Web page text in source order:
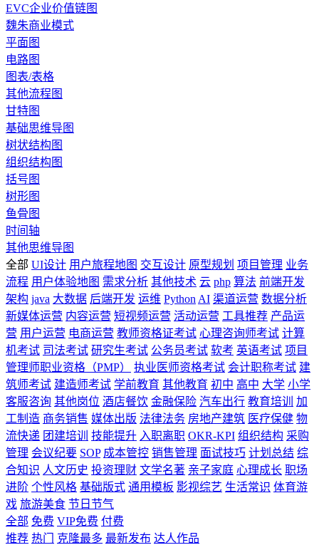
EVC企业价值链图
魏朱商业模式
平面图
电路图
图表/表格
其他流程图
甘特图
基础思维导图
树状结构图
组织结构图
括号图
树形图
鱼骨图
时间轴
其他思维导图
全部 UI设计 用户旅程地图 交互设计 原型规划 项目管理 业务
流程 用户体验地图 需求分析 其他技术 云 php 算法 前端开发
架构 java 大数据 后端开发 运维 Python AI 渠道运营 数据分析
新媒体运营 内容运营 短视频运营 活动运营 工具推荐 产品运
营 用户运营 电商运营 教师资格证考试 心理咨询师考试 计算
机考试 司法考试 研究生考试 公务员考试 软考 英语考试 项目
管理师职业资格（PMP）
执业医师资格考试 会计职称考试 建
筑师考试 建造师考试 学前教育 其他教育 初中 高中 大学 小学
客服咨询 其他岗位 酒店餐饮 金融保险 汽车出行 教育培训
加
工制造 商务销售 媒体出版 法律法务 房地产建筑 医疗保健 物
流快递 团建培训 技能提升 入职离职 OKR-KPI 组织结构 采购
管理 会议纪要 SOP 成本管控 销售管理 面试技巧 计划总结 综
合知识 人文历史 投资理财 文学名著 亲子家庭 心理成长 职场
进阶 个性风格 基础版式 通用模板 影视综艺 生活常识 体育游
戏 旅游美食 节日节气
全部 免费 VIP免费 付费
推荐 热门 克隆最多 最新发布 达人作品